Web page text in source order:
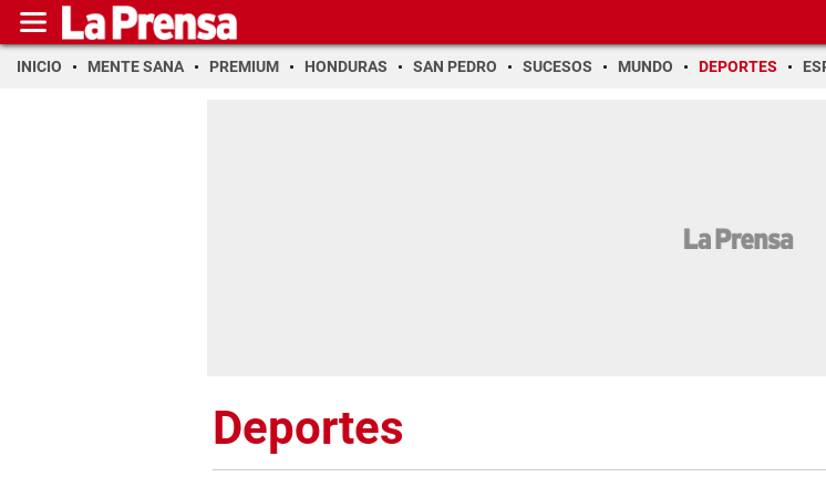
INICIO MENTE SANA PREMIUM HONDURAS SAN PEDRO SUCESOS MUNDO DEPORTES
Deportes